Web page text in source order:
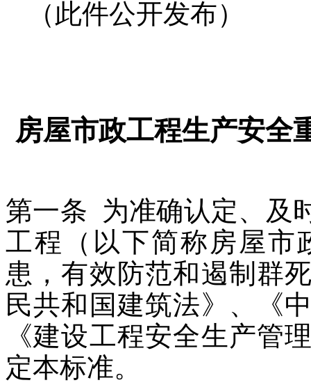
（此件公开发布）
房屋市政工程生产安全
第一条 为准确认定、及
工程（以下简称房屋市
患，有效防范和遏制群
民共和国建筑法》、《
《建设工程安全生产管
定本标准。